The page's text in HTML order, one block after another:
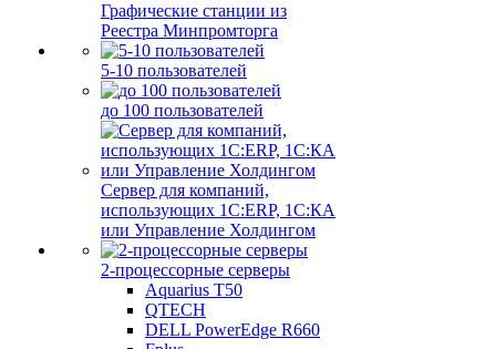
Графические станции из
Реестра Минпромторга
5-10 пользователей
до 100 пользователей
Сервер для компаний,
использующих 1C:ERP, 1С:КА
или Управление Холдингом
2-процессорные серверы
Aquarius T50
QTECH
DELL PowerEdge R660